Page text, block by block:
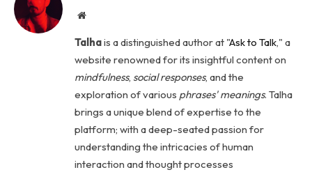
Website
Talhais a distinguished author at "Ask to Talk," a
website renowned for its insightful content on
mindfulness, social responses, and the
exploration of various phrases' meanings. Talha
brings a unique blend of expertise to the
platform; with a deep-seated passion for
understanding the intricacies of human
interaction and thought processes